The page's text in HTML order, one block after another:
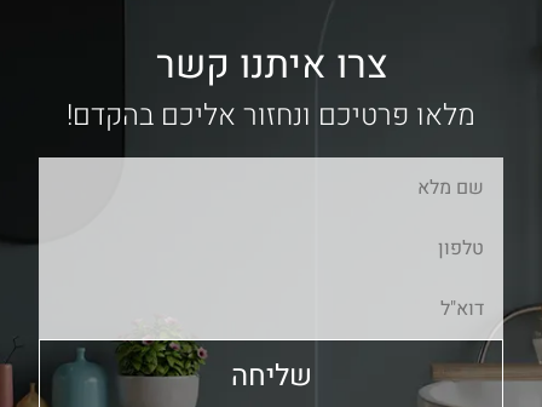
צרו איתנו קשר
מלאו פרטיכם ונחזור אליכם בהקדם!
שליחה